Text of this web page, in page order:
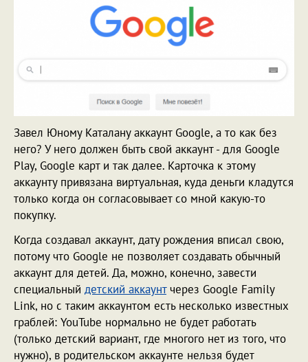
Завел Юному Каталану аккаунт Google, а то как без
него? У него должен быть свой аккаунт - для Google
Play, Google карт и так далее. Карточка к этому
аккаунту привязана виртуальная, куда деньги кладутся
только когда он согласовывает со мной какую-то
покупку.
Когда создавал аккаунт, дату рождения вписал свою,
потому что Google не позволяет создавать обычный
аккаунт для детей. Да, можно, конечно, завести
специальный детский аккаунтчерез Google Family
Link, но с таким аккаунтом есть несколько известных
граблей: YouTube нормально не будет работать
(только детский вариант, где многого нет из того, что
нужно), в родительском аккаунте нельзя будет